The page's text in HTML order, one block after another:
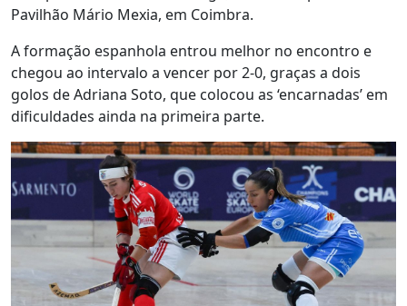
Pavilhão Mário Mexia, em Coimbra.
A formação espanhola entrou melhor no encontro e
chegou ao intervalo a vencer por 2-0, graças a dois
golos de Adriana Soto, que colocou as ‘encarnadas’ em
dificuldades ainda na primeira parte.